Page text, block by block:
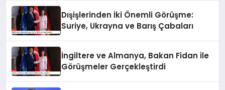
Dışişlerinden İki Önemli Görüşme:
Suriye, Ukrayna ve Barış Çabaları
İngiltere ve Almanya, Bakan Fidan ile
Görüşmeler Gerçekleştirdi